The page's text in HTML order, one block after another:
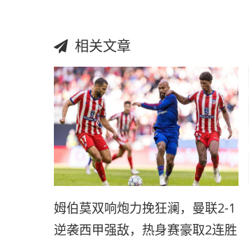
相关文章
姆伯莫双响炮力挽狂澜，曼联2-1
逆袭西甲强敌，热身赛豪取2连胜